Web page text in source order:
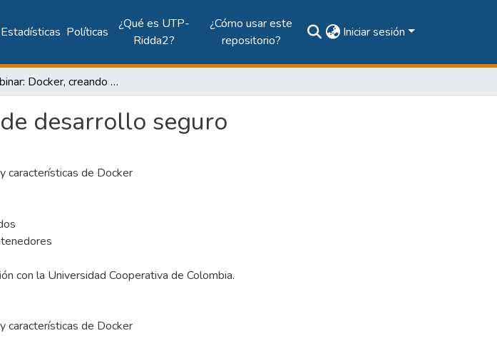
Estadísticas Políticas
¿Qué es UTP-
Ridda2?
¿Cómo usar este
repositorio?
Iniciar sesión
Webinar: Docker, creando entorno de desarrollo seguro
desarrollo seguro
características de Docker
con la Universidad Cooperativa de Colombia.
características de Docker